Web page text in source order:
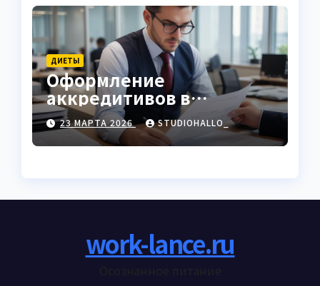
ДИЕТЫ
Оформление
аккредитивов в
международной
торговле
23 МАРТА 2026 STUDIOHALLO_
work-lance.ru